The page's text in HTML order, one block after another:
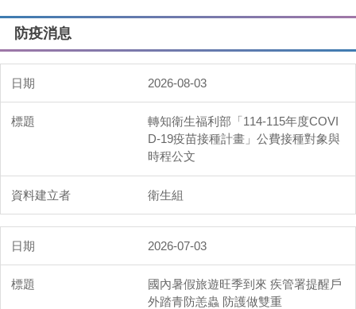
防疫消息
2026-08-03
轉知衛生福利部「114-115年度COVI
D-19疫苗接種計畫」公費接種對象與
時程公文
衛生組
2026-07-03
國內暑假旅遊旺季到來 疾管署提醒戶
外踏青防恙蟲 防護做雙重